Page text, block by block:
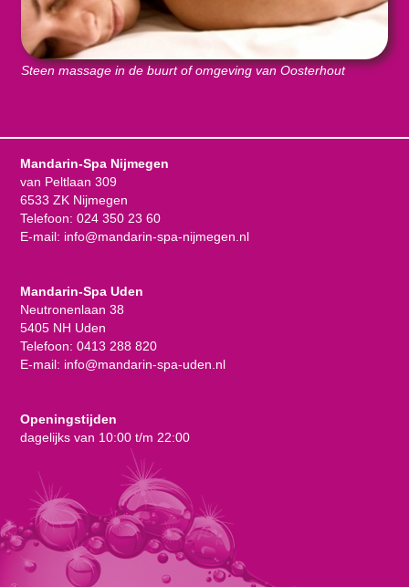
Steen massage in de buurt of omgeving van Oosterhout
Mandarin-Spa Nijmegen
van Peltlaan 309
6533 ZK Nijmegen
Telefoon: 024 350 23 60
E-mail: info@mandarin-spa-nijmegen.nl
Mandarin-Spa Uden
Neutronenlaan 38
5405 NH Uden
Telefoon: 0413 288 820
E-mail: info@mandarin-spa-uden.nl
Openingstijden
dagelijks van 10:00 t/m 22:00